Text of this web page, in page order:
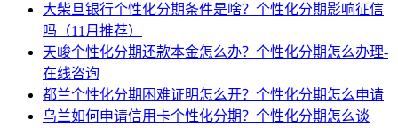
大柴旦银行个性化分期条件是啥？个性化分期影响征信
吗（11月推荐）
天峻个性化分期还款本金怎么办？个性化分期怎么办理-
在线咨询
都兰个性化分期困难证明怎么开？个性化分期怎么申请
乌兰如何申请信用卡个性化分期？个性化分期怎么谈